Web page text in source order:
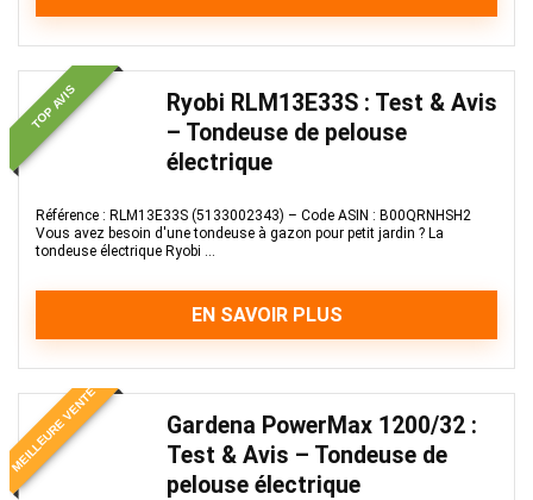
TOP AVIS
Ryobi RLM13E33S : Test & Avis
– Tondeuse de pelouse
électrique
Référence : RLM13E33S (5133002343) – Code ASIN : B00QRNHSH2
Vous avez besoin d'une tondeuse à gazon pour petit jardin ? La
tondeuse électrique Ryobi ...
EN SAVOIR PLUS
MEILLEURE VENTE
Gardena PowerMax 1200/32 :
Test & Avis – Tondeuse de
pelouse électrique